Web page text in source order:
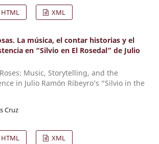
HTML XML
La música, el contar historias y el
en “Silvio en El Rosedal” de Julio
Music, Storytelling, and the
in Julio Ramón Ribeyro’s “Silvio in the
Cruz
HTML XML